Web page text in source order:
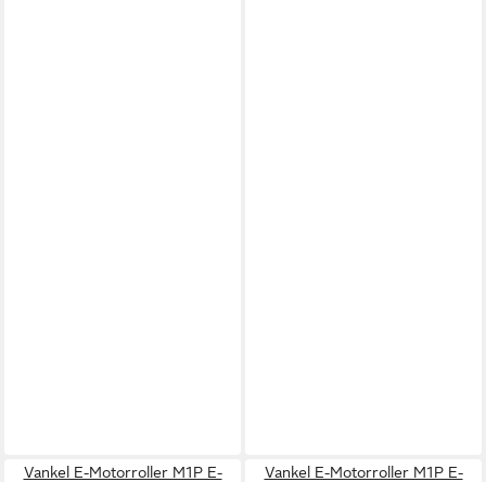
Vankel E-Motorroller M1P E-
Vankel E-Motorroller M1P E-